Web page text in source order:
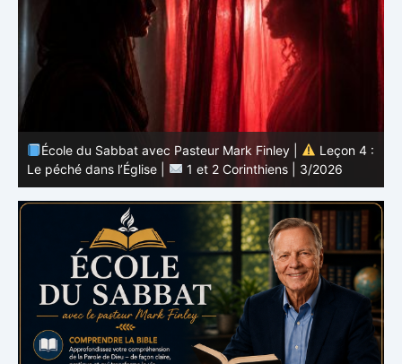
École du Sabbat avec Pasteur Mark Finley |
Leçon 3 :
L’unité en Christ |
1 et 2 Corinthiens | 3/2026